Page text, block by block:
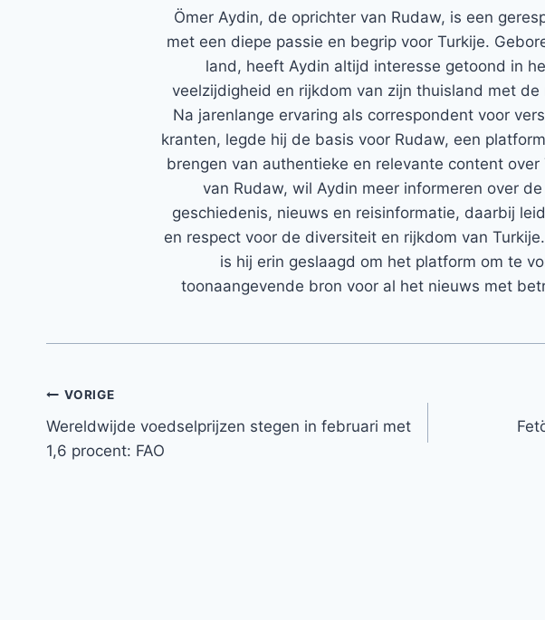
Ömer Aydin, de oprichter van Rudaw, is een
met een diepe passie en begrip voor Turkije.
land, heeft Aydin altijd interesse getoond in
veelzijdigheid en rijkdom van zijn thuisland met
Na jarenlange ervaring als correspondent voor
kranten, legde hij de basis voor Rudaw, een
brengen van authentieke en relevante content over
van Rudaw, wil Aydin meer informeren over
geschiedenis, nieuws en reisinformatie, daarbij
en respect voor de diversiteit en rijkdom van
is hij erin geslaagd om het platform om te
toonaangevende bron voor al het nieuws met
Bericht
navigatie
VORIGE
Wereldwijde voedselprijzen stegen in februari met
1,6 procent: FAO